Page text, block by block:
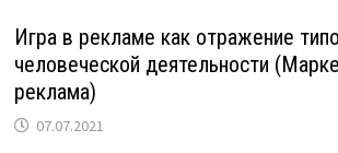
Игра в рекламе как отражение
человеческой деятельности
реклама)
07.07.2021